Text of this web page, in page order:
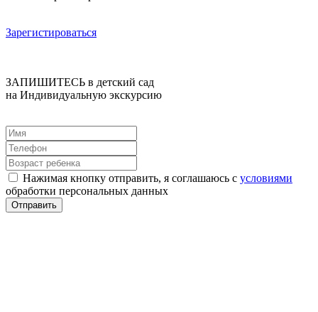
Зарегистироваться
ЗАПИШИТЕСЬ в детский сад
на Индивидуальную экскурсию
Нажимая кнопку отправить, я соглашаюсь с условиями
обработки персональных данных